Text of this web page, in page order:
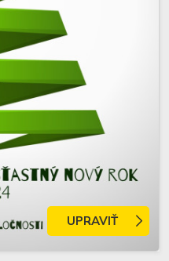
UPRAVIŤ